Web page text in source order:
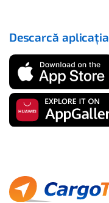
Descarcă aplicația